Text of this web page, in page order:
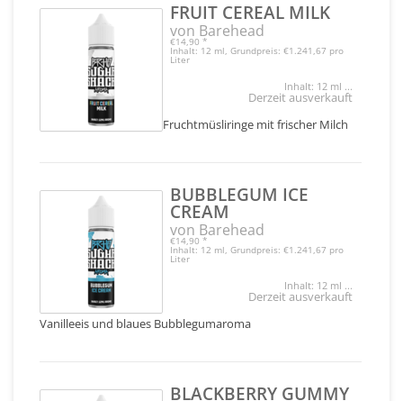
FRUIT CEREAL MILK
von Barehead
€14,90 *
Inhalt: 12 ml, Grundpreis: €1.241,67 pro
Liter
Inhalt: 12 ml ...
Derzeit ausverkauft
Fruchtmüsliringe mit frischer Milch
BUBBLEGUM ICE
CREAM
von Barehead
€14,90 *
Inhalt: 12 ml, Grundpreis: €1.241,67 pro
Liter
Inhalt: 12 ml ...
Derzeit ausverkauft
Vanilleeis und blaues Bubblegumaroma
BLACKBERRY GUMMY